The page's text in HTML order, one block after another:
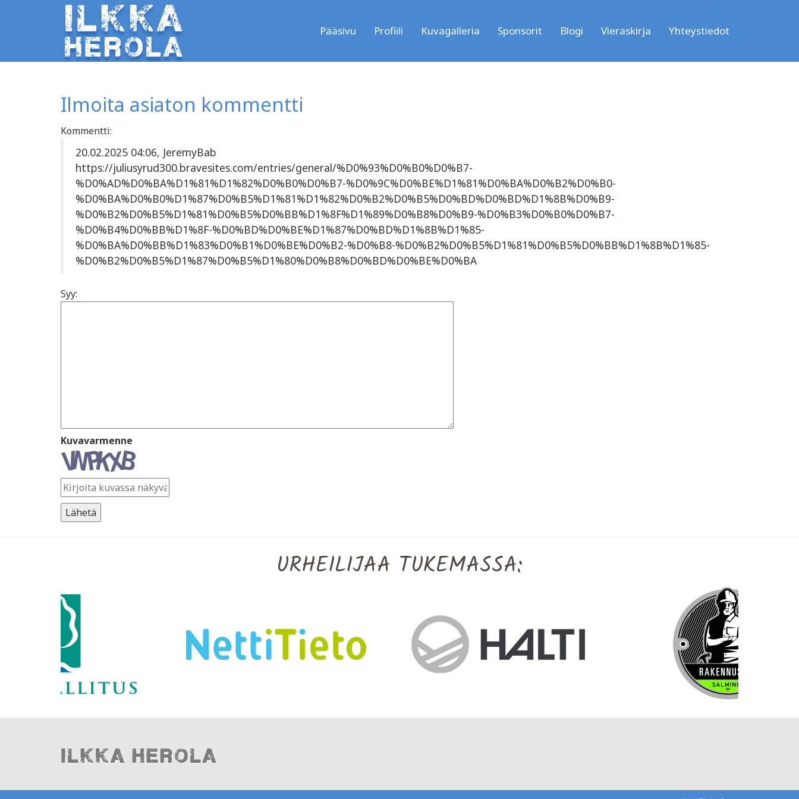
Pääsivu Profiili Kuvagalleria Sponsorit Blogi Vieraskirja Yhteystiedot
Ilmoita asiaton kommentti
Kommentti:
20.02.2025 04:06, JeremyBab
https://juliusyrud300.bravesites.com/entries/general/%D0%93%D0%B0%D0%B7-
%D0%AD%D0%BA%D1%81%D1%82%D0%B0%D0%B7-%D0%9C%D0%BE%D1%81%D0%BA%D0%B2%D0%B0-
%D0%BA%D0%B0%D1%87%D0%B5%D1%81%D1%82%D0%B2%D0%B5%D0%BD%D0%BD%D1%8B%D0%B9-
%D0%B2%D0%B5%D1%81%D0%B5%D0%BB%D1%8F%D1%89%D0%B8%D0%B9-%D0%B3%D0%B0%D0%B7-
%D0%B4%D0%BB%D1%8F-%D0%BD%D0%BE%D1%87%D0%BD%D1%8B%D1%85-
%D0%BA%D0%BB%D1%83%D0%B1%D0%BE%D0%B2-%D0%B8-%D0%B2%D0%B5%D1%81%D0%B5%D0%BB%D1%8B%D1%85-
%D0%B2%D0%B5%D1%87%D0%B5%D1%80%D0%B8%D0%BD%D0%BE%D0%BA
Syy:
Kuvavarmenne
URHEILIJAA TUKEMASSA: